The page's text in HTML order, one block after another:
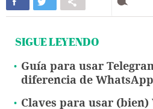
SIGUE LEYENDO
Guía para usar
diferencia de WhatsApp
Claves para usar (bien)